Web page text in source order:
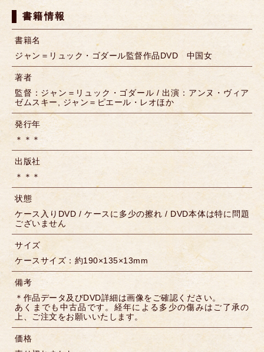
書籍情報
書籍名
ジャン＝リュック・ゴダール監督作品DVD 中国女
著者
監督：ジャン＝リュック・ゴダール / 出演：アンヌ・ヴィア
ゼムスキー, ジャン＝ピエール・レオほか
発行年
＊＊＊
出版社
＊＊＊
状態
ケース入りDVD / ケースに多少の擦れ / DVD本体は特に問題
ございません
サイズ
ケースサイズ：約190×135×13mm
備考
＊作品データ及びDVD詳細は画像をご確認ください。
あくまでも中古品です。経年による多少の傷みはご了承の
上、ご注文をお願いいたします。
価格